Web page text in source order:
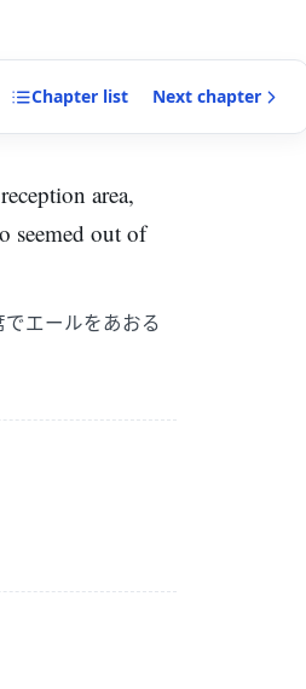
Chapter list Next chapter
area,
seemed out of
エールをあおる